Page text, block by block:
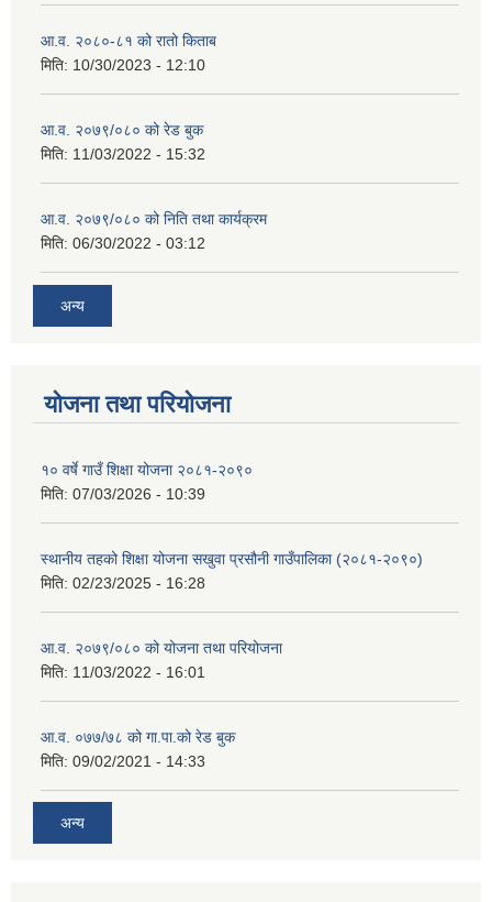
आ.व. २०८०-८१ को रातो किताब
मिति: 10/30/2023 - 12:10
आ.व. २०७९/०८० को रेड बुक
मिति: 11/03/2022 - 15:32
आ.व. २०७९/०८० को निति तथा कार्यक्रम
मिति: 06/30/2022 - 03:12
अन्य
योजना तथा परियोजना
१० वर्षे गाउँ शिक्षा योजना २०८१-२०९०
मिति: 07/03/2026 - 10:39
स्थानीय तहको शिक्षा योजना सखुवा प्रसौनी गाउँपालिका (२०८१-२०९०)
मिति: 02/23/2025 - 16:28
आ.व. २०७९/०८० को योजना तथा परियोजना
मिति: 11/03/2022 - 16:01
आ.व. ०७७/७८ को गा.पा.को रेड बुक
मिति: 09/02/2021 - 14:33
अन्य